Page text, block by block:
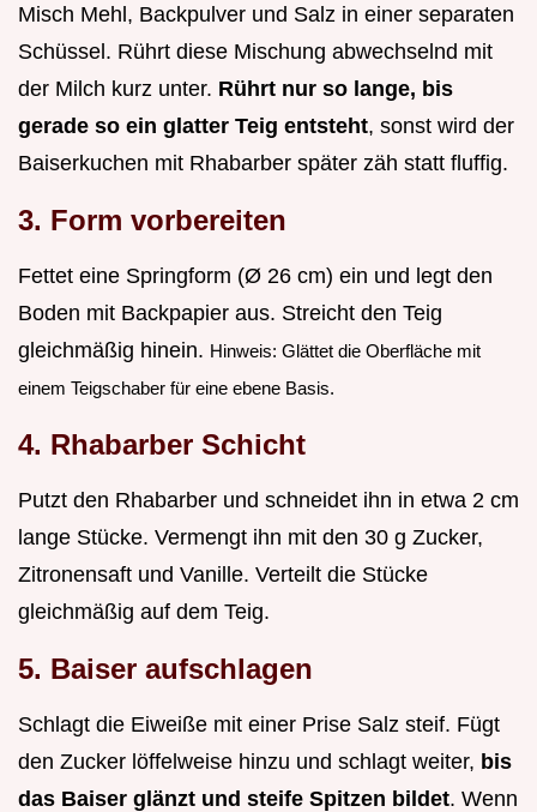
Misch Mehl, Backpulver und Salz in einer separaten
Schüssel. Rührt diese Mischung abwechselnd mit
der Milch kurz unter. Rührt nur so lange, bis
gerade so ein glatter Teig entsteht, sonst wird der
Baiserkuchen mit Rhabarber später zäh statt fluffig.
3. Form vorbereiten
Fettet eine Springform (Ø 26 cm) ein und legt den
Boden mit Backpapier aus. Streicht den Teig
gleichmäßig hinein. Hinweis: Glättet die Oberfläche mit
einem Teigschaber für eine ebene Basis.
4. Rhabarber Schicht
Putzt den Rhabarber und schneidet ihn in etwa 2 cm
lange Stücke. Vermengt ihn mit den 30 g Zucker,
Zitronensaft und Vanille. Verteilt die Stücke
gleichmäßig auf dem Teig.
5. Baiser aufschlagen
Schlagt die Eiweiße mit einer Prise Salz steif. Fügt
den Zucker löffelweise hinzu und schlagt weiter, bis
das Baiser glänzt und steife Spitzen bildet. Wenn